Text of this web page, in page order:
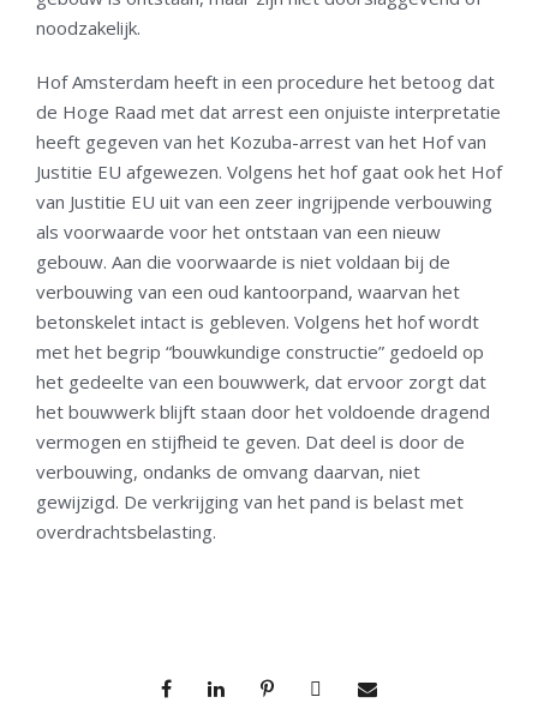
noodzakelijk.
Hof Amsterdam heeft in een procedure het betoog dat
de Hoge Raad met dat arrest een onjuiste interpretatie
heeft gegeven van het Kozuba-arrest van het Hof van
Justitie EU afgewezen. Volgens het hof gaat ook het Hof
van Justitie EU uit van een zeer ingrijpende verbouwing
als voorwaarde voor het ontstaan van een nieuw
gebouw. Aan die voorwaarde is niet voldaan bij de
verbouwing van een oud kantoorpand, waarvan het
betonskelet intact is gebleven. Volgens het hof wordt
met het begrip “bouwkundige constructie” gedoeld op
het gedeelte van een bouwwerk, dat ervoor zorgt dat
het bouwwerk blijft staan door het voldoende dragend
vermogen en stijfheid te geven. Dat deel is door de
verbouwing, ondanks de omvang daarvan, niet
gewijzigd. De verkrijging van het pand is belast met
overdrachtsbelasting.